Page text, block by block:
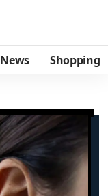
News Shopping